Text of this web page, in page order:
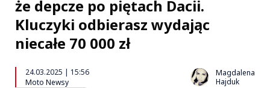
że depcze po piętach Dacii.
Kluczyki odbierasz wydając
niecałe 70 000 zł
24.03.2025 | 15:56
Moto Newsy
Magdalena
Hajduk